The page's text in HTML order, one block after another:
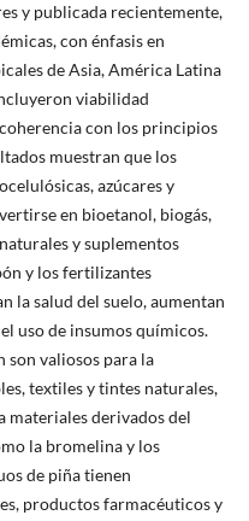
y publicada recientemente,
con énfasis en
de Asia, América Latina
viabilidad
con los principios
muestran que los
azúcares y
en bioetanol, biogás,
y suplementos
y los fertilizantes
la salud del suelo, aumentan
uso de insumos químicos.
son valiosos para la
textiles y tintes naturales,
materiales derivados del
la bromelina y los
de piña tienen
productos farmacéuticos y